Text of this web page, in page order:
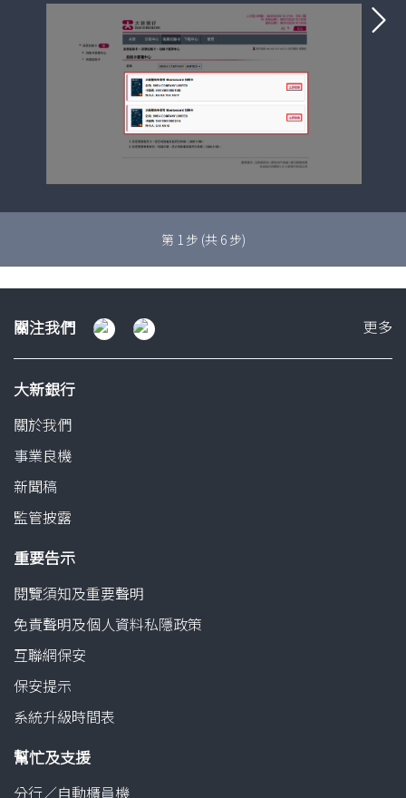
下
第 1 步 (共 6步)
關注我們 更多
大新銀行
關於我們
事業良機
新聞稿
監管披露
重要告示
閱覽須知及重要聲明
免責聲明及個人資料私隱政策
互聯網保安
保安提示
系統升級時間表
幫忙及支援
分行／自動櫃員機